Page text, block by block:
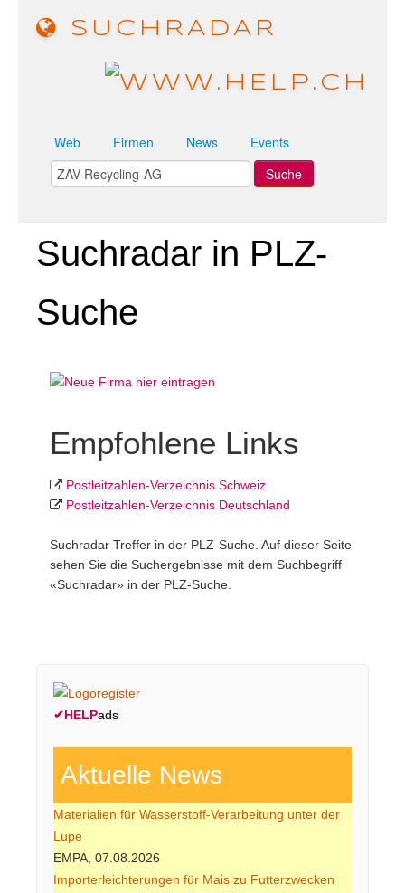
SUCHRADAR
Web Firmen News Events
Suchradar in PLZ-
Suche
Empfohlene Links
Postleit­zahlen-Ver­zeich­nis Schweiz
Postleit­zahlen-Ver­zeich­nis Deutschland
Suchradar Treffer in der PLZ-Suche. Auf dieser Seite
sehen Sie die Suchergebnisse mit dem Suchbegriff
«Suchradar» in der PLZ-Suche.
✔HELPads
Aktuelle News
Materialien für Wasserstoff-Verarbeitung unter der
Lupe
EMPA, 07.08.2026
Importerleichterungen für Mais zu Futterzwecken